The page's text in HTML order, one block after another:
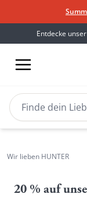
Entdecke
Wir lieben HUNTER
20 % auf